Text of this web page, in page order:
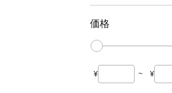
価格
¥ ~ ¥